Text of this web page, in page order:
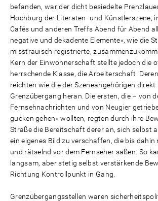
befanden, war der dicht besiedelte
Hochburg der Literaten- und Künstlerszene,
Cafés und anderen Treffs Abend für Abend
negative und dekadente Elemente«, wie die
misstrauisch registrierte,
Kern der Einwohnerschaft stellte jedoch die
herrschende Klasse, die Arbeiterschaft.
reichten wie die der Szeneangehörigen direkt
Grenzübergang heran. Die ersten, die – von
Fernsehnachrichten und von Neugier
gucken gehen« wollten, regten durch ihre
Straße die Bereitschaft derer an, sich selbst
ein eigenes Bild zu verschaffen, die bis dahin
und rätselnd vor dem Fernseher saßen. So
langsam, aber stetig selbst verstärkende
Richtung Kontrollpunkt in Gang.
Grenzübergangsstellen waren